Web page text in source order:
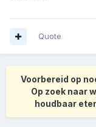
Quote
Voorbereid op
Op zoek naar
houdbaar